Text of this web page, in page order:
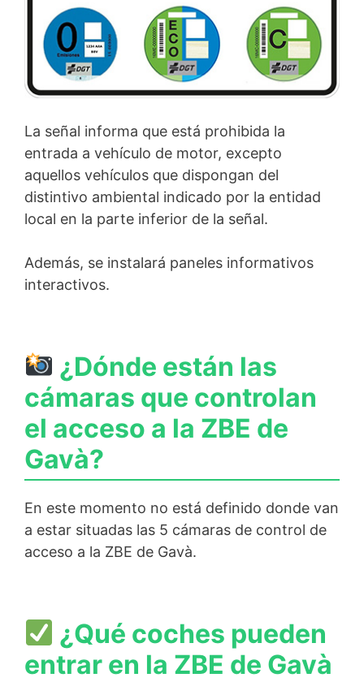
La señal informa que está prohibida la
entrada a vehículo de motor, excepto
aquellos vehículos que dispongan del
distintivo ambiental indicado por la entidad
local en la parte inferior de la señal.
Además, se instalará paneles informativos
interactivos.
¿Dónde están las
cámaras que controlan
el acceso a la ZBE de
Gavà?
En este momento no está definido donde van
a estar situadas las 5 cámaras de control de
acceso a la ZBE de Gavà.
¿Qué coches pueden
entrar en la ZBE de Gavà